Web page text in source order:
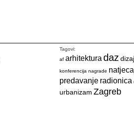
Tagovi:
af arhitektura daz
konferencija nagrade
predavanje radionica
urbanizam Zagreb